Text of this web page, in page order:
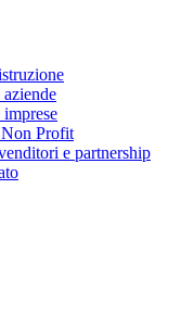
Profit
e partnership